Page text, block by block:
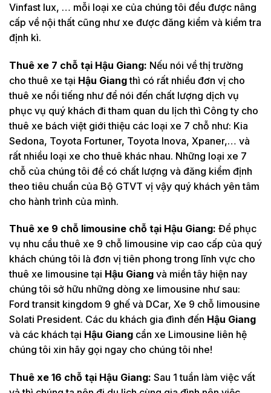
Vinfast lux, … mỗi loại xe của chúng tôi đều được nâng
cấp về nội thất cũng như xe được đăng kiểm và kiểm tra
định kì.
Thuê xe 7 chỗ tại Hậu Giang: Nếu nói về thị trường
cho thuê xe tại Hậu Giangthì có rất nhiều đơn vị cho
thuê xe nổi tiếng như để nói đến chất lượng dịch vụ
phục vụ quý khách đi tham quan du lịch thì Công ty cho
thuê xe bách việt giới thiệu các loại xe 7 chỗ như: Kia
Sedona, Toyota Fortuner, Toyota Inova, Xpaner,… và
rất nhiều loại xe cho thuê khác nhau. Những loại xe 7
chỗ của chúng tôi đề có chất lượng và đăng kiểm định
theo tiêu chuẩn của Bộ GTVT vị vậy quý khách yên tâm
cho hành trình của mình.
Thuê xe 9 chỗ limousine chỗ tại Hậu Giang: Để phục
vụ nhu cầu thuê xe 9 chỗ limousine vip cao cấp của quý
khách chúng tôi là đơn vị tiên phong trong lĩnh vực cho
thuê xe limousine tại Hậu Giang và miền tây hiện nay
chúng tôi sở hữu những dòng xe limousine như sau:
Ford transit kingdom 9 ghế và DCar, Xe 9 chỗ limousine
Solati President. Các du khách gia đình đến Hậu Giang
và các khách tại Hậu Giang cần xe Limousine liên hệ
chúng tôi xin hãy gọi ngay cho chúng tôi nhe!
Thuê xe 16 chỗ tại Hậu Giang: Sau 1 tuần làm việc vất